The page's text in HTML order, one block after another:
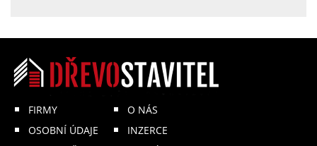
FIRMY
OSOBNÍ ÚDAJE
O NÁS
INZERCE